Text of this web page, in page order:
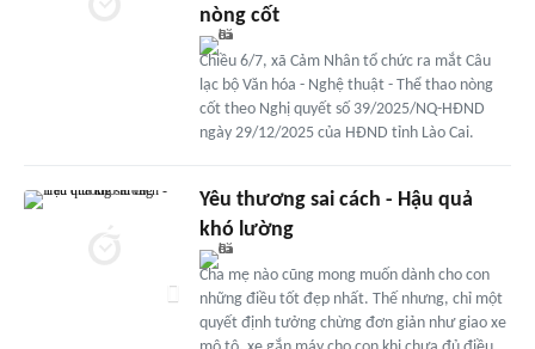
nòng cốt
Chiều 6/7, xã Cảm Nhân tổ chức ra mắt Câu
lạc bộ Văn hóa - Nghệ thuật - Thể thao nòng
cốt theo Nghị quyết số 39/2025/NQ-HĐND
ngày 29/12/2025 của HĐND tỉnh Lào Cai.
Yêu thương sai cách - Hậu quả
khó lường
Cha mẹ nào cũng mong muốn dành cho con
những điều tốt đẹp nhất. Thế nhưng, chỉ một
quyết định tưởng chừng đơn giản như giao xe